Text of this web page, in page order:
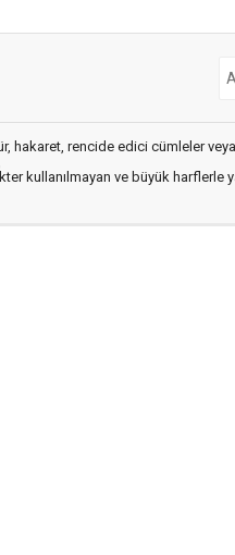
hakaret, rencide edici cümleler
kullanılmayan ve büyük harflerle